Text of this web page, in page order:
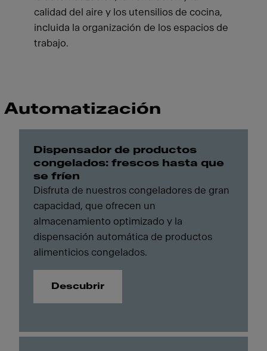
calidad del aire y los utensilios de cocina,
incluida la organización de los espacios de
trabajo.
Automatización
Dispensador de productos
congelados: frescos hasta que
se fríen
Disfruta de nuestros congeladores de gran
capacidad, que ofrecen un
almacenamiento optimizado y la
dispensación automática de productos
alimenticios congelados.
Descubrir